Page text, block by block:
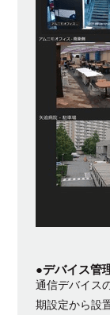
●デバイス管
通信デバイス
期設定から設